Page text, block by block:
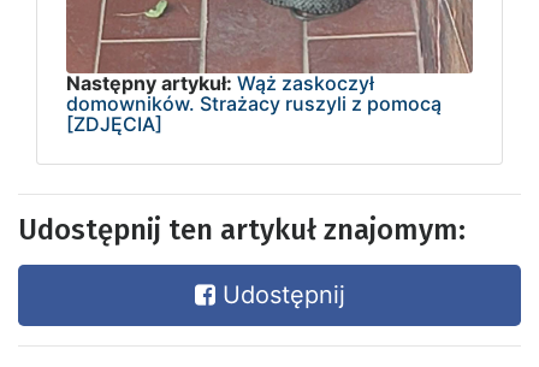
Następny artykuł: Wąż zaskoczył
domowników. Strażacy ruszyli z pomocą
[ZDJĘCIA]
Udostępnij ten artykuł znajomym:
Udostępnij